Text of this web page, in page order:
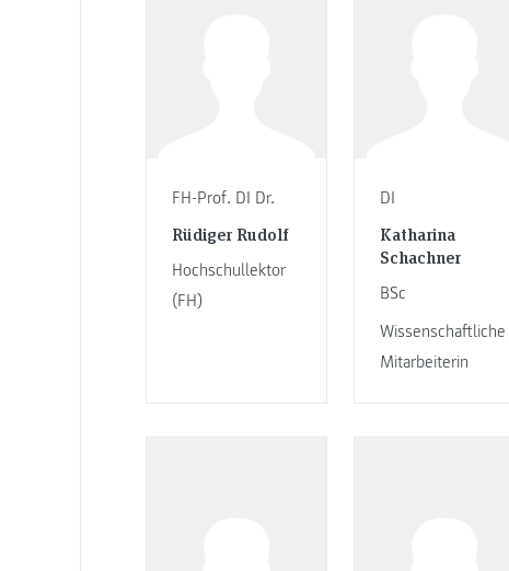
FH-Prof. DI Dr.
Rüdiger Rudolf
Hochschullektor
(FH)
DI
Katharina
Schachner
BSc
Wissenschaftliche
Mitarbeiterin